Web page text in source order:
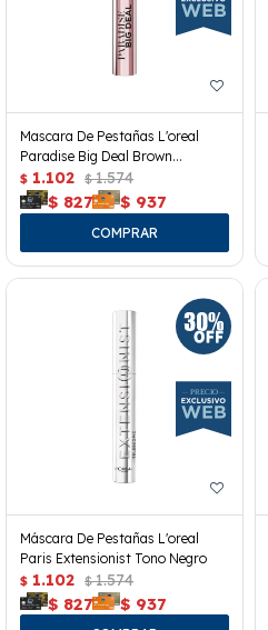
Mascara De Pestañas L'oreal
Paradise Big Deal Brown
Washeable
$ 1.102 $ 1.574
$ 827 $ 937
Máscara De Pestañas L'oreal
Paris Extensionist Tono Negro
$ 1.102 $ 1.574
$ 827 $ 937